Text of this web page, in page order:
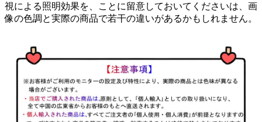
視による照明効果を、ことに留意しておいてくださいは、画
像の色調と実際の商品で若干の違いがあるかもしれません。